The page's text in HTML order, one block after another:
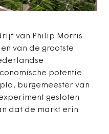
van Philip Morris
van de grootste
potentie
burgemeester van
gesloten
dat de markt erin